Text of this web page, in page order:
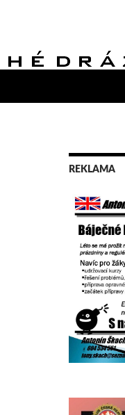
REKLAMA